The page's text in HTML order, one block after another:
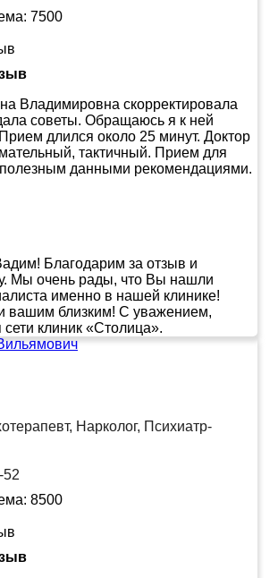
7500
Владимировна скорректировала
советы. Обращаюсь я к ней
длился около 25 минут. Доктор
тактичный. Прием для
данными рекомендациями.
Благодарим за отзыв и
Мы очень рады, что Вы нашли
именно в нашей клинике!
вашим близким! С уважением,
клиник «Столица».
Нарколог, Психиатр-
52
8500